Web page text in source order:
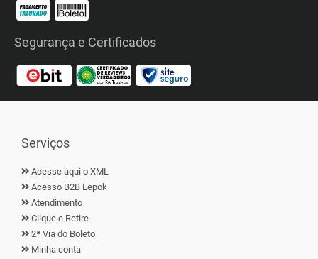
Segurança e Certificados
Serviços
Acesse aqui o XML
Acesso B2B Lepok
Atendimento
Clique e Retire
2ª Via do Boleto
Minha conta